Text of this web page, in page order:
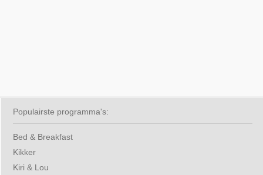
Populairste programma's:
Bed & Breakfast
Kikker
Kiri & Lou